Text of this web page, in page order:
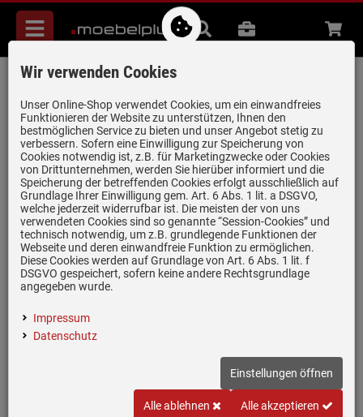
Menü
Suche
B2B Beratung
Siemens studioLine HB478GCB0S
Pyrolyse Backofen blackSteel
Artikel-Nummer:19977030 | Herstellernummer: HB478GCB0S |
EAN:4242003802434
Einloggen und Bewertung schreiben
A
Wir verwenden Cookies
Unser Online-Shop verwendet Cookies, um ein einwandfreies
Funktionieren der Website zu unterstützen, Ihnen den
bestmöglichen Service zu bieten und unser Angebot stetig zu
verbessern. Sofern eine Einwilligung zur Speicherung von
Cookies notwendig ist, z.B. für Marketingzwecke oder Cookies
von Drittunternehmen, werden Sie hierüber informiert und die
Speicherung der betreffenden Cookies erfolgt ausschließlich auf
Grundlage Ihrer Einwilligung gem. Art. 6 Abs. 1 lit. a DSGVO,
welche jederzeit widerrufbar ist. Die meisten der von uns
verwendeten Cookies sind so genannte “Session-Cookies” und
technisch notwendig, um z.B. grundlegende Funktionen der
Webseite und deren einwandfreie Funktion zu ermöglichen.
Diese Cookies werden auf Grundlage von Art. 6 Abs. 1 lit. f
DSGVO gespeichert, sofern keine andere Rechtsgrundlage
angegeben wurde.
Impressum
Datenschutz
Einstellungen öffnen
Alle ablehnen Alle akzeptieren